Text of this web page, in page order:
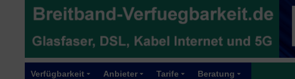
Verfügbarkeit Anbieter Tarife Beratung